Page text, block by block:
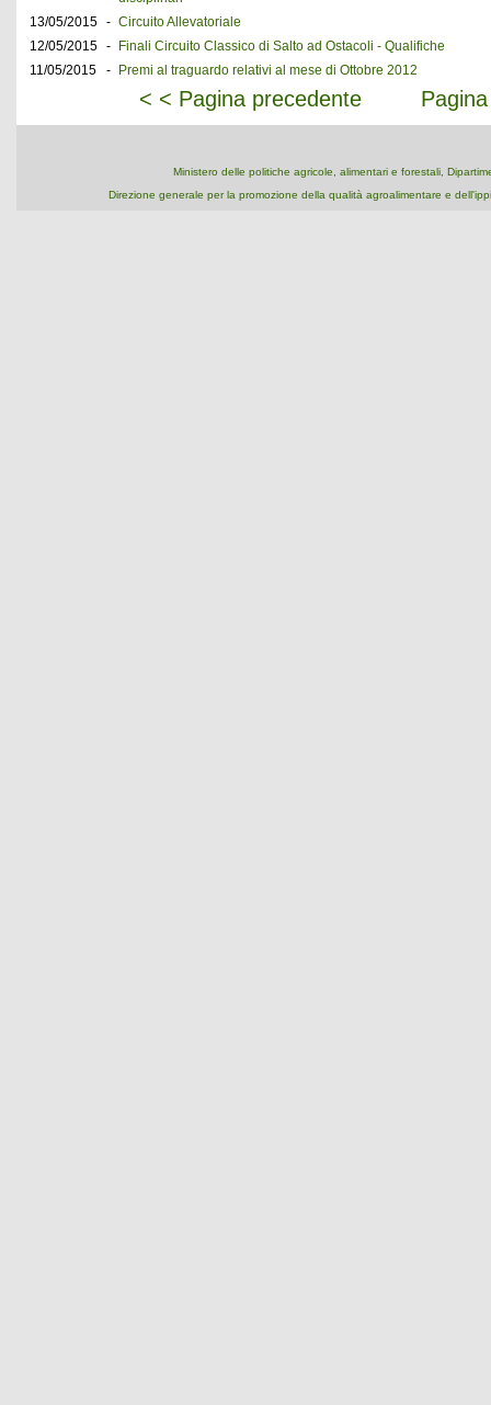
13/05/2015 - Circuito Allevatoriale
12/05/2015 -
Finali Circuito Classico di Salto ad Ostacoli - Qualifiche
11/05/2015
- Premi al traguardo relativi al mese di Ottobre 2012
< < Pagina precedente
Ministero delle politiche agricole, alimentari e forestali,
Direzione generale per la promozione della qualità agroalimentare e